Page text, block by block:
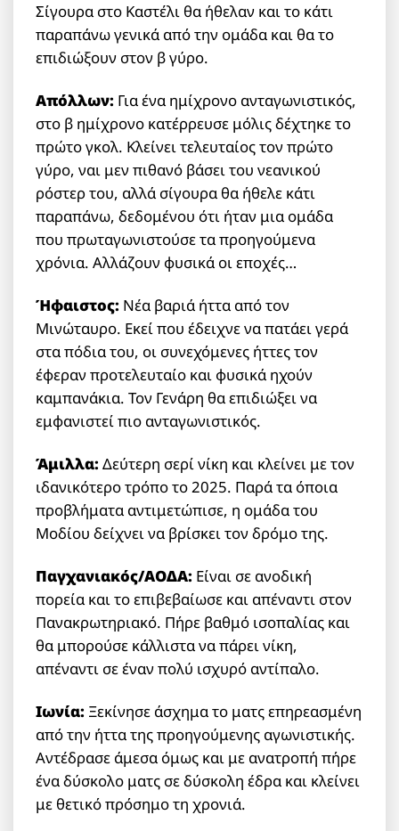
Σίγουρα στο Καστέλι θα ήθελαν και το κάτι
παραπάνω γενικά από την ομάδα και θα το
επιδιώξουν στον β γύρο.
Απόλλων: Για ένα ημίχρονο ανταγωνιστικός,
στο β ημίχρονο κατέρρευσε μόλις δέχτηκε το
πρώτο γκολ. Κλείνει τελευταίος τον πρώτο
γύρο, ναι μεν πιθανό βάσει του νεανικού
ρόστερ του, αλλά σίγουρα θα ήθελε κάτι
παραπάνω, δεδομένου ότι ήταν μια ομάδα
που πρωταγωνιστούσε τα προηγούμενα
χρόνια. Αλλάζουν φυσικά οι εποχές…
Ήφαιστος: Νέα βαριά ήττα από τον
Μινώταυρο. Εκεί που έδειχνε να πατάει γερά
στα πόδια του, οι συνεχόμενες ήττες τον
έφεραν προτελευταίο και φυσικά ηχούν
καμπανάκια. Τον Γενάρη θα επιδιώξει να
εμφανιστεί πιο ανταγωνιστικός.
Άμιλλα: Δεύτερη σερί νίκη και κλείνει με τον
ιδανικότερο τρόπο το 2025. Παρά τα όποια
προβλήματα αντιμετώπισε, η ομάδα του
Μοδίου δείχνει να βρίσκει τον δρόμο της.
Παγχανιακός/ΑΟΔΑ: Είναι σε ανοδική
πορεία και το επιβεβαίωσε και απέναντι στον
Πανακρωτηριακό. Πήρε βαθμό ισοπαλίας και
θα μπορούσε κάλλιστα να πάρει νίκη,
απέναντι σε έναν πολύ ισχυρό αντίπαλο.
Ιωνία: Ξεκίνησε άσχημα το ματς επηρεασμένη
από την ήττα της προηγούμενης αγωνιστικής.
Αντέδρασε άμεσα όμως και με ανατροπή πήρε
ένα δύσκολο ματς σε δύσκολη έδρα και κλείνει
με θετικό πρόσημο τη χρονιά.